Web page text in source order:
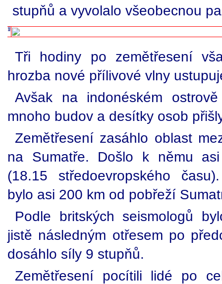
stupňů a vyvolalo všeobecnou
Tři hodiny po zemětřesení
hrozba nové přílivové vlny
Avšak na indonéském
mnoho budov a desítky osob
Zemětřesení zasáhlo oblast
na Sumatře. Došlo k němu
(18.15 středoevropského
bylo asi 200 km od pobřeží
Podle britských seismologů
jistě následným otřesem po
dosáhlo síly 9 stupňů.
Zemětřesení pocítili lidé po